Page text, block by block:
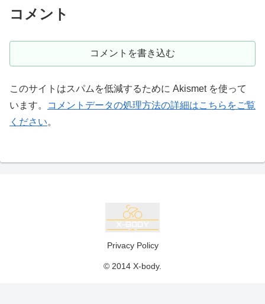
コメント
コメントを書き込む
このサイトはスパムを低減するために Akismet を使って
います。
コメントデータの処理方法の詳細はこちらをご覧
ください。
Privacy Policy
© 2014 X-body.